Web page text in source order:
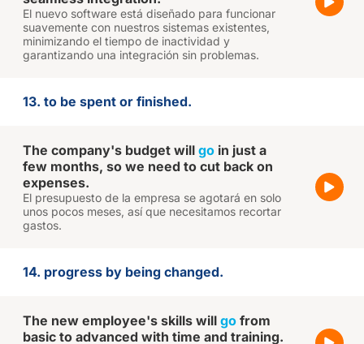
El nuevo software está diseñado para funcionar
suavemente con nuestros sistemas existentes,
minimizando el tiempo de inactividad y
garantizando una integración sin problemas.
13. to be spent or finished.
The company's budget will go in just a
few months, so we need to cut back on
expenses.
El presupuesto de la empresa se agotará en solo
unos pocos meses, así que necesitamos recortar
gastos.
14. progress by being changed.
The new employee's skills will go from
basic to advanced with time and training.